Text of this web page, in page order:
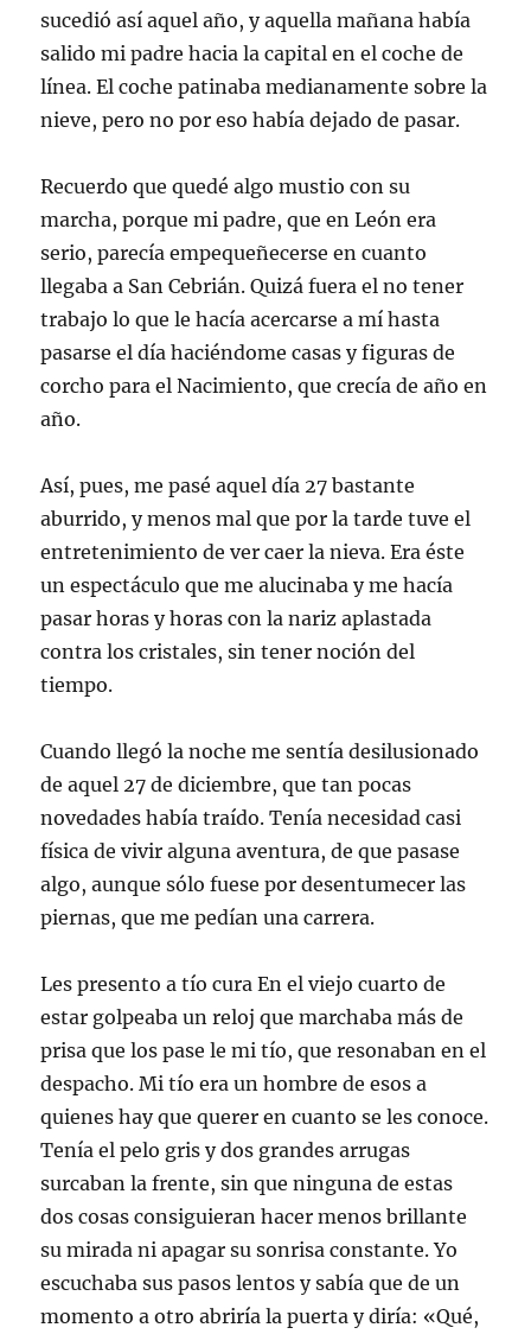
sucedió así aquel año, y aquella mañana había
salido mi padre hacia la capital en el coche de
línea. El coche patinaba medianamente sobre la
nieve, pero no por eso había dejado de pasar.
Recuerdo que quedé algo mustio con su
marcha, porque mi padre, que en León era
serio, parecía empequeñecerse en cuanto
llegaba a San Cebrián. Quizá fuera el no tener
trabajo lo que le hacía acercarse a mí hasta
pasarse el día haciéndome casas y figuras de
corcho para el Nacimiento, que crecía de año en
año.
Así, pues, me pasé aquel día 27 bastante
aburrido, y menos mal que por la tarde tuve el
entretenimiento de ver caer la nieva. Era éste
un espectáculo que me alucinaba y me hacía
pasar horas y horas con la nariz aplastada
contra los cristales, sin tener noción del
tiempo.
Cuando llegó la noche me sentía desilusionado
de aquel 27 de diciembre, que tan pocas
novedades había traído. Tenía necesidad casi
física de vivir alguna aventura, de que pasase
algo, aunque sólo fuese por desentumecer las
piernas, que me pedían una carrera.
Les presento a tío cura En el viejo cuarto de
estar golpeaba un reloj que marchaba más de
prisa que los pase le mi tío, que resonaban en el
despacho. Mi tío era un hombre de esos a
quienes hay que querer en cuanto se les conoce.
Tenía el pelo gris y dos grandes arrugas
surcaban la frente, sin que ninguna de estas
dos cosas consiguieran hacer menos brillante
su mirada ni apagar su sonrisa constante. Yo
escuchaba sus pasos lentos y sabía que de un
momento a otro abriría la puerta y diría: «Qué,